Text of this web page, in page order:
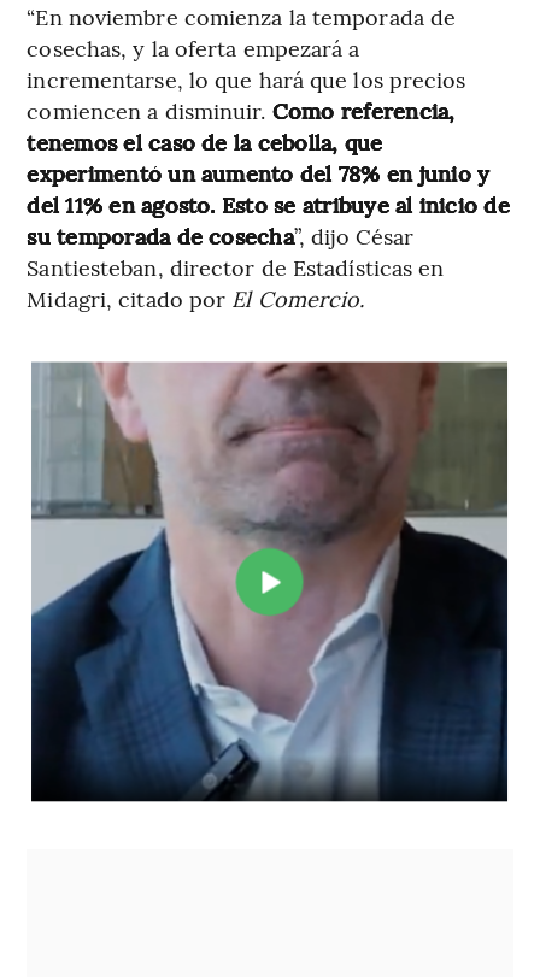
“En noviembre comienza la temporada de
cosechas, y la oferta empezará a
incrementarse, lo que hará que los precios
comiencen a disminuir. Como referencia,
tenemos el caso de la cebolla, que
experimentó un aumento del 78% en junio y
del 11% en agosto. Esto se atribuye al inicio de
su temporada de cosecha”, dijo César
Santiesteban, director de Estadísticas en
Midagri, citado por El Comercio.